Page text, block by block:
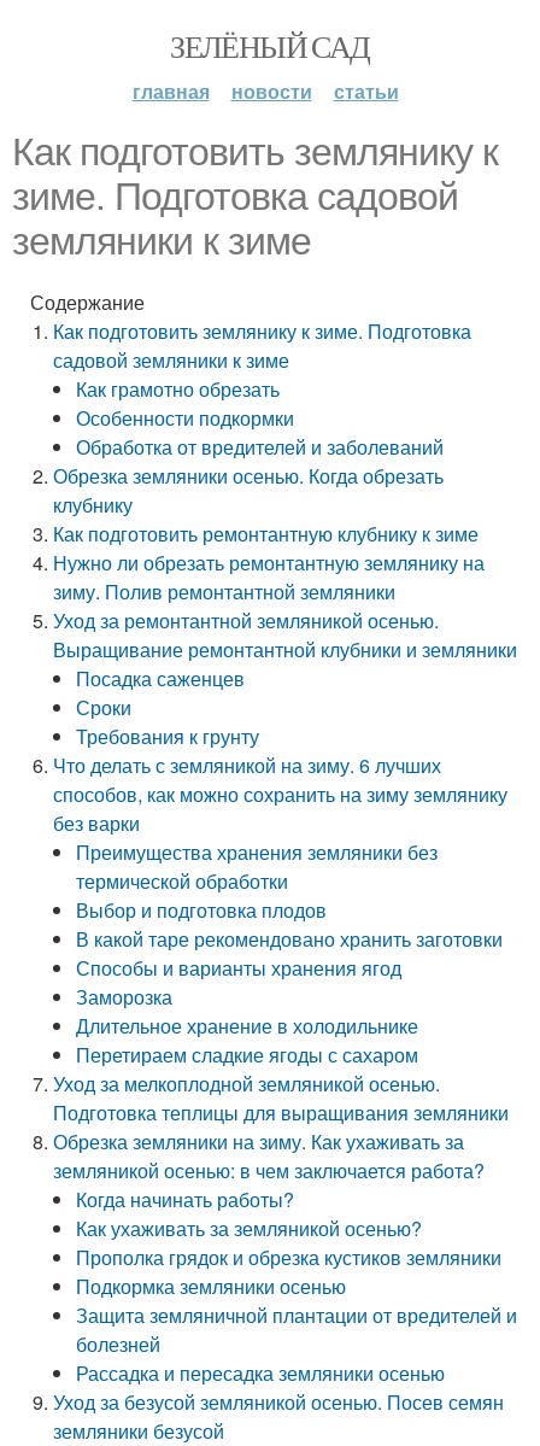
ЗЕЛЁНЫЙ САД
главная новости статьи
Как подготовить землянику к
зиме. Подготовка садовой
земляники к зиме
Содержание
Как подготовить землянику к зиме. Подготовка
садовой земляники к зиме
Как грамотно обрезать
Особенности подкормки
Обработка от вредителей и заболеваний
Обрезка земляники осенью. Когда обрезать
клубнику
Как подготовить ремонтантную клубнику к зиме
Нужно ли обрезать ремонтантную землянику на
зиму. Полив ремонтантной земляники
Уход за ремонтантной земляникой осенью.
Выращивание ремонтантной клубники и земляники
Посадка саженцев
Сроки
Требования к грунту
Что делать с земляникой на зиму. 6 лучших
способов, как можно сохранить на зиму землянику
без варки
Преимущества хранения земляники без
термической обработки
Выбор и подготовка плодов
В какой таре рекомендовано хранить заготовки
Способы и варианты хранения ягод
Заморозка
Длительное хранение в холодильнике
Перетираем сладкие ягоды с сахаром
Уход за мелкоплодной земляникой осенью.
Подготовка теплицы для выращивания земляники
Обрезка земляники на зиму. Как ухаживать за
земляникой осенью: в чем заключается работа?
Когда начинать работы?
Как ухаживать за земляникой осенью?
Прополка грядок и обрезка кустиков земляники
Подкормка земляники осенью
Защита земляничной плантации от вредителей и
болезней
Рассадка и пересадка земляники осенью
Уход за безусой земляникой осенью. Посев семян
земляники безусой